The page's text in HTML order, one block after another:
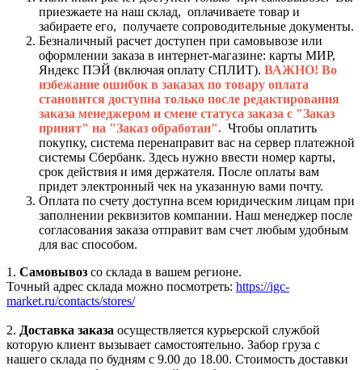
приезжаете на наш склад, оплачиваете товар и
забираете его, получаете сопроводительные документы.
Безналичный расчет доступен при самовывозе или
оформлении заказа в интернет-магазине: карты МИР,
Яндекс ПЭЙ (включая оплату СПЛИТ). ВАЖНО! Во
избежание ошибок в заказах по товару оплата
становится доступна только после редактирования
заказа менеджером и смене статуса заказа с "Заказ
принят" на "Заказ обработан". Чтобы оплатить
покупку, система перенаправит вас на сервер платежной
системы Сбербанк. Здесь нужно ввести номер карты,
срок действия и имя держателя. После оплаты вам
придет электронный чек на указанную вами почту.
Оплата по счету доступна всем юридическим лицам при
заполнении реквизитов компании. Наш менеджер после
согласования заказа отправит вам счет любым удобным
для вас способом.
1. Самовывоз со склада в вашем регионе.
Точный адрес склада можно посмотреть: https://igc-
market.ru/contacts/stores/
2. Доставка заказа осуществляется курьерской службой
которую клиент вызывает самостоятельно. Забор груза с
нашего склада по будням с 9.00 до 18.00. Стоимость доставки